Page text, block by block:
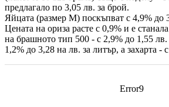
предлагало по 3,05 лв. за брой.
Яйцата (размер М) поскъпват с 4,9% до
Цената на ориза расте с 0,9% и е
на брашното тип 500 - с 2,9% до 1,55
1,2% до 3,28 на лв. за литър, а захарта -
Error9